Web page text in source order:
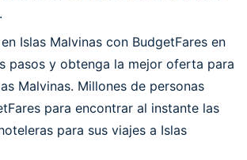
Islas Malvinas con BudgetFares en
pasos y obtenga la mejor oferta para
Malvinas. Millones de personas
para encontrar al instante las
para sus viajes a Islas